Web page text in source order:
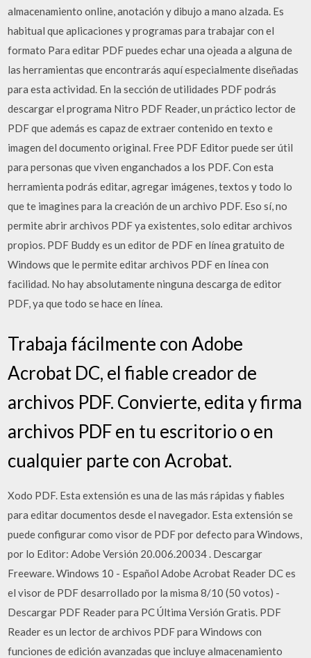
almacenamiento online, anotación y dibujo a mano alzada. Es
habitual que aplicaciones y programas para trabajar con el
formato Para editar PDF puedes echar una ojeada a alguna de
las herramientas que encontrarás aquí especialmente diseñadas
para esta actividad. En la sección de utilidades PDF podrás
descargar el programa Nitro PDF Reader, un práctico lector de
PDF que además es capaz de extraer contenido en texto e
imagen del documento original. Free PDF Editor puede ser útil
para personas que viven enganchados a los PDF. Con esta
herramienta podrás editar, agregar imágenes, textos y todo lo
que te imagines para la creación de un archivo PDF. Eso sí, no
permite abrir archivos PDF ya existentes, solo editar archivos
propios. PDF Buddy es un editor de PDF en línea gratuito de
Windows que le permite editar archivos PDF en línea con
facilidad. No hay absolutamente ninguna descarga de editor
PDF, ya que todo se hace en línea.
Trabaja fácilmente con Adobe
Acrobat DC, el fiable creador de
archivos PDF. Convierte, edita y firma
archivos PDF en tu escritorio o en
cualquier parte con Acrobat.
Xodo PDF. Esta extensión es una de las más rápidas y fiables
para editar documentos desde el navegador. Esta extensión se
puede configurar como visor de PDF por defecto para Windows,
por lo Editor: Adobe Versión 20.006.20034 . Descargar
Freeware. Windows 10 - Español Adobe Acrobat Reader DC es
el visor de PDF desarrollado por la misma 8/10 (50 votos) -
Descargar PDF Reader para PC Última Versión Gratis. PDF
Reader es un lector de archivos PDF para Windows con
funciones de edición avanzadas que incluye almacenamiento